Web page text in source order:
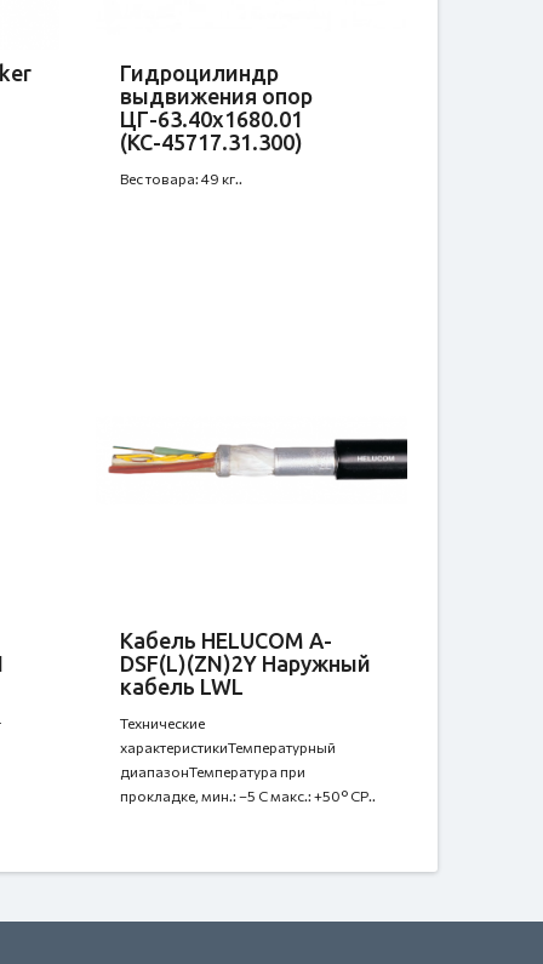
Гидроцилиндр
выдвижения опор
ЦГ-63.40х1680.01
(КС-45717.31.300)
Вес товара: 49 кг..
Кабель HELUCOM A-
DSF(L)(ZN)2Y Наружный
кабель LWL
Технические
характеристикиТемпературный
диапазонТемпература при
прокладке, мин.: –5 C макс.: +50° CР..